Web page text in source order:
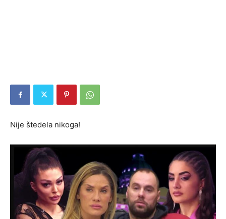
Nije štedela nikoga!